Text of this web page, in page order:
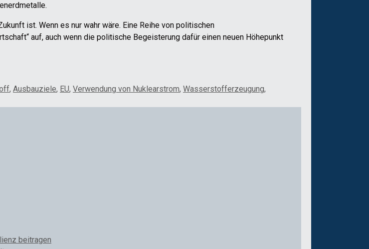
ist. Wenn es nur wahr wäre. Eine Reihe von politischen
auf, auch wenn die politische Begeisterung dafür einen neuen Höhepunkt
, Ausbauziele, EU, Verwendung von Nuklearstrom, Wasserstofferzeugung,
beitragen